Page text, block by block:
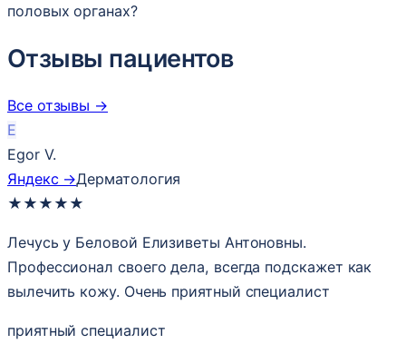
половых органах?
Отзывы пациентов
Все отзывы →
E
Egor V.
Яндекс →Дерматология
★ ★ ★ ★ ★
Лечусь у Беловой Елизиветы Антоновны.
Профессионал своего дела, всегда подскажет как
вылечить кожу. Очень приятный специалист
приятный специалист